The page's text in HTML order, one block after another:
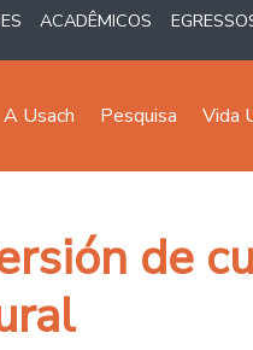
ACADÊMICOS
A Usach Pesquisa Vida
de